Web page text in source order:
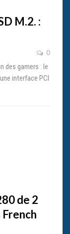
M.2. :
0
des gamers : le
interface PCI
de 2